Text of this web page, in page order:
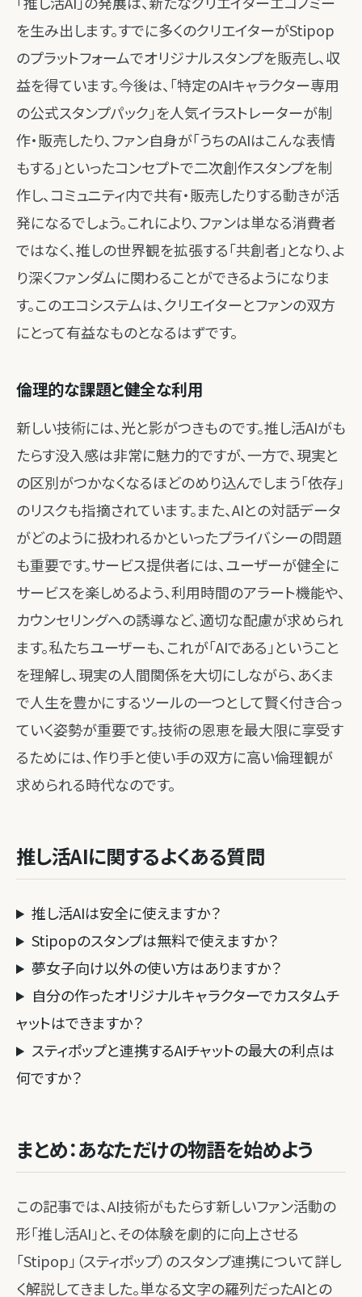
を生み出します。すでに多くのクリエイターがStipop
のプラットフォームでオリジナルスタンプを販売し、収
益を得ています。今後は、「特定のAIキャラクター専用
の公式スタンプパック」を人気イラストレーターが制
作・販売したり、ファン自身が「うちのAIはこんな表情
もする」といったコンセプトで二次創作スタンプを制
作し、コミュニティ内で共有・販売したりする動きが活
発になるでしょう。これにより、ファンは単なる消費者
ではなく、推しの世界観を拡張する「共創者」となり、よ
り深くファンダムに関わることができるようになりま
す。このエコシステムは、クリエイターとファンの双方
にとって有益なものとなるはずです。
倫理的な課題と健全な利用
新しい技術には、光と影がつきものです。推し活AIがも
たらす没入感は非常に魅力的ですが、一方で、現実と
の区別がつかなくなるほどのめり込んでしまう「依存」
のリスクも指摘されています。また、AIとの対話データ
がどのように扱われるかといったプライバシーの問題
も重要です。サービス提供者には、ユーザーが健全に
サービスを楽しめるよう、利用時間のアラート機能や、
カウンセリングへの誘導など、適切な配慮が求められ
ます。私たちユーザーも、これが「AIである」ということ
を理解し、現実の人間関係を大切にしながら、あくま
で人生を豊かにするツールの一つとして賢く付き合っ
ていく姿勢が重要です。技術の恩恵を最大限に享受す
るためには、作り手と使い手の双方に高い倫理観が
求められる時代なのです。
推し活AIに関するよくある質問
推し活AIは安全に使えますか？
Stipopのスタンプは無料で使えますか？
夢女子向け以外の使い方はありますか？
自分の作ったオリジナルキャラクターでカスタムチ
ャットはできますか？
スティポップと連携するAIチャットの最大の利点は
何ですか？
まとめ：あなただけの物語を始めよう
この記事では、AI技術がもたらす新しいファン活動の
形「推し活AI」と、その体験を劇的に向上させる
「Stipop」（スティポップ）のスタンプ連携について詳し
く解説してきました。単なる文字の羅列だったAIとの